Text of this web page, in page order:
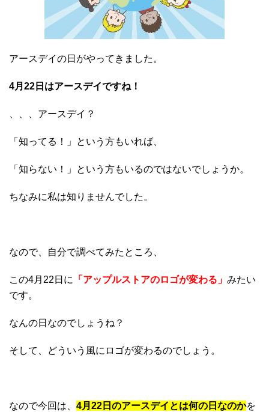
アースデイの日がやってきました。
4月22日はアースデイですね！
、、、アースデイ？
「知ってる！」という方もいれば、
「知らない！」という方もいるのではないでしょうか。
ちなみに私は知りませんでした。
なので、自分で調べてみたところ、
この4月22日に 「アップルストアのロゴが変わる」 みたい
です。
なんの日なのでしょうね？
そして、どういう風にロゴが変わるのでしょう。
なので今回は、 4月22日のアースデイとは何の日なのかを